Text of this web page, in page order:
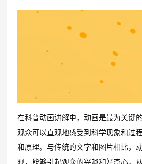
在科普动画讲解中，动画是最为关键
观众可以直观地感受到科学现象和过
和原理。与传统的文字和图片相比，
观，能够引起观众的兴趣和好奇心，